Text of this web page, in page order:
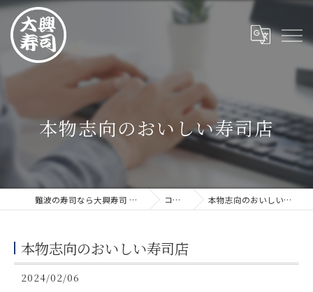
本物志向のおいしい寿司店
難波の寿司なら大興寿司 難波店 コラム 本物志向のおいしい寿司店
本物志向のおいしい寿司店
2024/02/06